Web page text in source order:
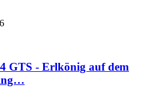
GTS - Erlkönig auf dem